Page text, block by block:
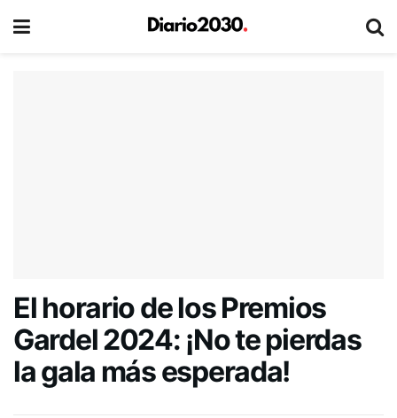
El horario de los Premios
Gardel 2024: ¡No te pierdas
la gala más esperada!